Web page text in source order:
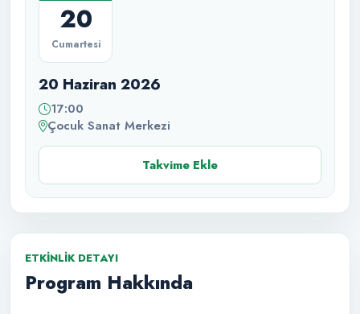
20
Cumartesi
20 Haziran 2026
17:00
Çocuk Sanat Merkezi
Takvime Ekle
ETKINLIK DETAYI
Program Hakkında